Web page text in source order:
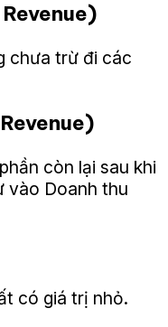
chưa trừ đi các
còn lại sau khi
vào Doanh thu
có giá trị nhỏ.